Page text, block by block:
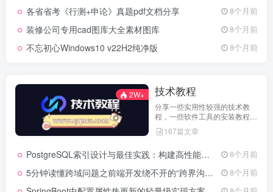
各省省考《行测+申论》真题pdf文档分享 8个月前
装修公司专用cad图库大全素材图库 8个月前
不忘初心Windows10 v22H2纯净版 8个月前
2W+ 技术教程
分享一些实用性较强的技术教
程，一些软件工具的安装教程，
以及一些工具的实用方法，环境
配置等等
167篇文章
PostgreSQL索引设计与最佳实践：构建高性能数据库的基石 6个月前
5分钟读懂跨域问题之前端开发绕不开的“跨界沟通”难题 8个月前